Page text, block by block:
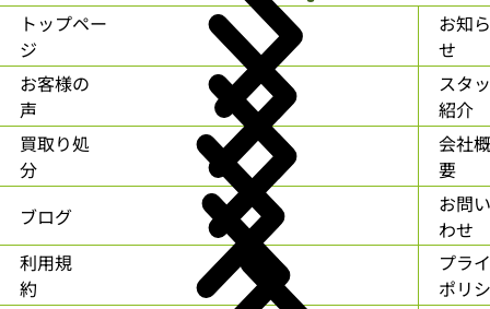
トップペー
ジ
お知ら
せ
お客様の
声
スタ
紹介
買取り処
分
会社概
要
ブログ
お問
わせ
利用規
約
プラ
ポリ